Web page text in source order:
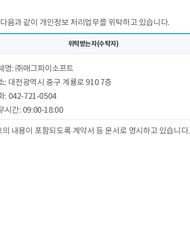
과 같이 개인정보 처리업무를 위탁하고 있습니다.
위탁받는자(수탁자)
명: ㈜매그파이소프트
: 대전광역시 중구 계룡로 910 7층
: 042-721-0504
시간: 09:00-18:00
내용이 포함되도록 계약서 등 문서로 명시하고 있습니다.